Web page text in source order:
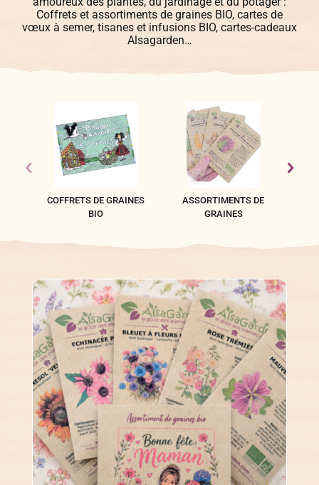
Légumes & Potagères
Fleurs, Prairies, Engrais verts
Accesoires de Jardinage
Faire-part à semer
Jardinage au naturel
Plantes & Gastronomie
Notre philosophie
Visitez notre magasin
Maraichers & Revendeurs
Contactez-nous !
Coffrets et assortiments de graines BIO, cartes de
vœux à semer, tisanes et infusions BIO, cartes-cadeaux
Alsagarden…
COFFRETS DE GRAINES
BIO
ASSORTIMENTS DE
GRAINES